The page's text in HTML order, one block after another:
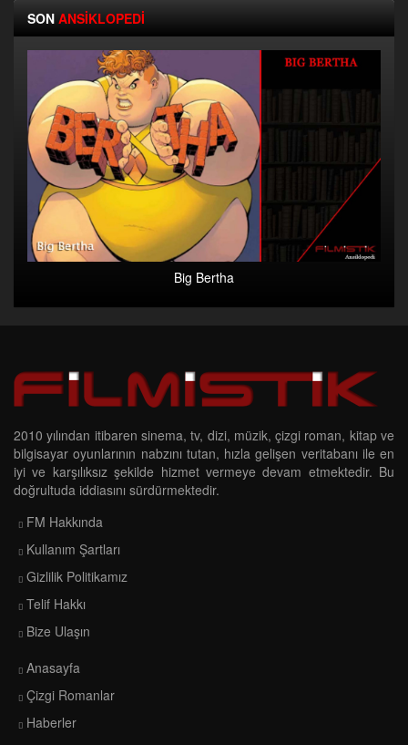
SON ANSİKLOPEDİ
Big Bertha
2010 yılından itibaren sinema, tv, dizi, müzik, çizgi roman, kitap ve
bilgisayar oyunlarının nabzını tutan, hızla gelişen veritabanı ile en
iyi ve karşılıksız şekilde hizmet vermeye devam etmektedir. Bu
doğrultuda iddiasını sürdürmektedir.
FM Hakkında
Kullanım Şartları
Gizlilik Politikamız
Telif Hakkı
Bize Ulaşın
Anasayfa
Çizgi Romanlar
Haberler